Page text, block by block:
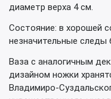
диаметр верха 4 см.
Состояние: в хорошей
незначительные следы
Ваза с аналогичным
дизайном ножки
Владимиро-